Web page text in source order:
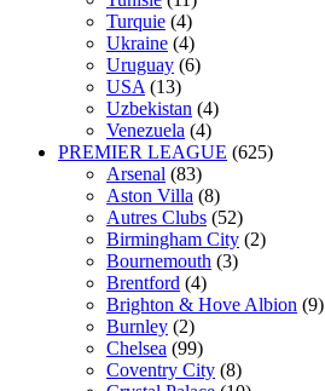
Turquie (4)
Ukraine (4)
Uruguay (6)
USA (13)
Uzbekistan (4)
Venezuela (4)
PREMIER LEAGUE (625)
Arsenal (83)
Aston Villa (8)
Autres Clubs (52)
Birmingham City (2)
Bournemouth (3)
Brentford (4)
Brighton & Hove Albion (9)
Burnley (2)
Chelsea (99)
Coventry City (8)